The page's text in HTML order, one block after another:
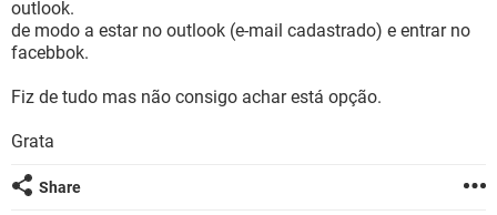
GUIA DE COMPRAS
OUTLOOK
INSTAGRAM
outlook.
de modo a estar no outlook (e-mail cadastrado) e entrar no
facebbok.
Fiz de tudo mas não consigo achar está opção.
Grata
Share